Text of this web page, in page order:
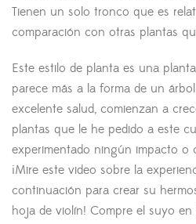
Tienen un solo tronco que es
comparación con otras plantas
Este estilo de planta es una
parece más a la forma de un
excelente salud, comienzan a
plantas que le he pedido a este
experimentado ningún impacto o
¡Mire este video sobre la
continuación para crear su
hoja de violín! Compre el suyo